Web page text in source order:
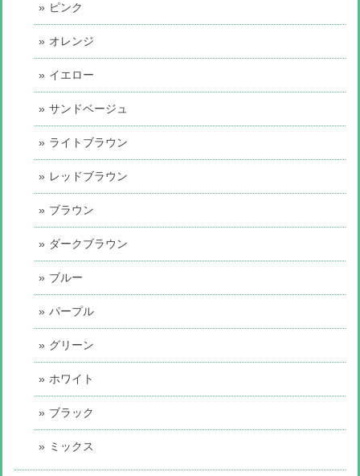
ピンク
オレンジ
イエロー
サンドベージュ
ライトブラウン
レッドブラウン
ブラウン
ダークブラウン
ブルー
パープル
グリーン
ホワイト
ブラック
ミックス